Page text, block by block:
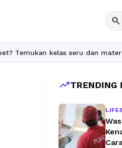
search
kelas seru dan materi
trending_upTRENDING